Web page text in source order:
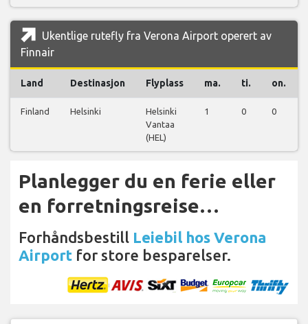
Ukentlige rutefly fra Verona Airport operert av
Finnair
Land Destinasjon Flyplass ma. ti. on.
Finland Helsinki
Helsinki
Vantaa
(HEL)
1 0 0
Planlegger du en ferie eller
en forretningsreise…
Forhåndsbestill Leiebil hos Verona
Airport for store besparelser.